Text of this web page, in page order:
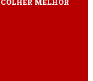
MELHOR